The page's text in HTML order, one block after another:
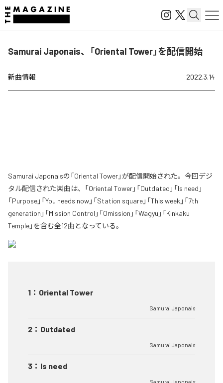
Samurai Japonais、「Oriental Tower」を配信開始
新曲情報 2022.3.14
Samurai Japonaisの「Oriental Tower」が配信開始された。今回デジ
タル配信された楽曲は、「Oriental Tower」「Outdated」「Is need」
「Purpose」「You needs now」「Station square」「This week」「7th
generation」「Mission Control」「Omission」「Wagyu」「Kinkaku
Temple」を含む全12曲となっている。
1 ： Oriental Tower
Samurai Japonais
2 ： Outdated
Samurai Japonais
3 ： Is need